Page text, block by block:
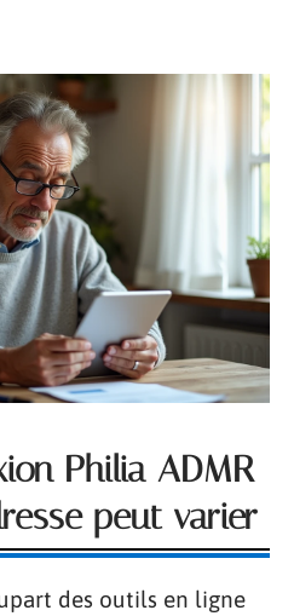
Philia ADMR
peut varier
des outils en ligne